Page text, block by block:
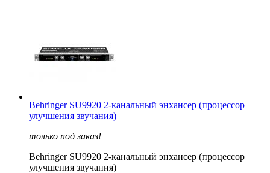
Behringer SU9920 2-канальный энхансер (процессор
улучшения звучания)
только под заказ!
Behringer SU9920 2-канальный энхансер (процессор
улучшения звучания)